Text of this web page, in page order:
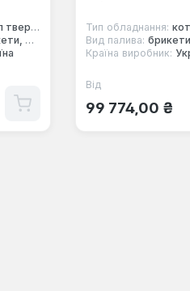
вугілля
Тип обладнання: котел
Вид палива: брикети,
Країна виробник:
Звичайна ціна:
Від
99 774,00 ₴